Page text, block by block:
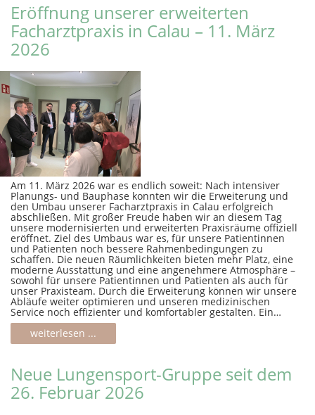
Eröffnung unserer erweiterten
Facharztpraxis in Calau – 11. März
2026
Am 11. März 2026 war es endlich soweit: Nach intensiver
Planungs- und Bauphase konnten wir die Erweiterung und
den Umbau unserer Facharztpraxis in Calau erfolgreich
abschließen. Mit großer Freude haben wir an diesem Tag
unsere modernisierten und erweiterten Praxisräume offiziell
eröffnet. Ziel des Umbaus war es, für unsere Patientinnen
und Patienten noch bessere Rahmenbedingungen zu
schaffen. Die neuen Räumlichkeiten bieten mehr Platz, eine
moderne Ausstattung und eine angenehmere Atmosphäre –
sowohl für unsere Patientinnen und Patienten als auch für
unser Praxisteam. Durch die Erweiterung können wir unsere
Abläufe weiter optimieren und unseren medizinischen
Service noch effizienter und komfortabler gestalten. Ein…
weiterlesen ...
Neue Lungensport-Gruppe seit dem
26. Februar 2026